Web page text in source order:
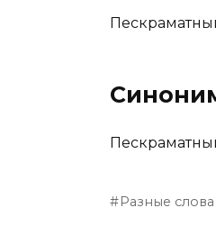
Разные слова